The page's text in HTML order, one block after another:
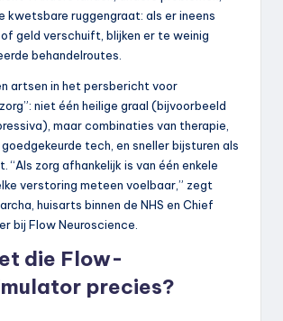
kwetsbare ruggengraat: als er ineens
geld verschuift, blijken er te weinig
behandelroutes.
artsen in het persbericht voor
niet één heilige graal (bijvoorbeeld
maar combinaties van therapie,
tech, en sneller bijsturen als
“Als zorg afhankelijk is van één enkele
verstoring meteen voelbaar,” zegt
huisarts binnen de NHS en Chief
bij Flow Neuroscience.
die Flow-
precies?